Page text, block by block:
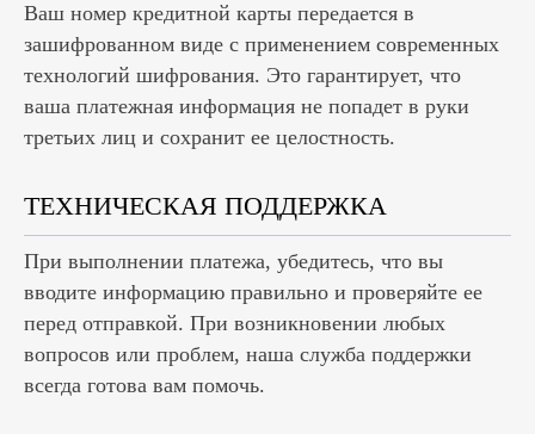
Ваш номер кредитной карты передается в
зашифрованном виде с применением современных
технологий шифрования. Это гарантирует, что
ваша платежная информация не попадет в руки
третьих лиц и сохранит ее целостность.
ТЕХНИЧЕСКАЯ ПОДДЕРЖКА
При выполнении платежа, убедитесь, что вы
вводите информацию правильно и проверяйте ее
перед отправкой. При возникновении любых
вопросов или проблем, наша служба поддержки
всегда готова вам помочь.